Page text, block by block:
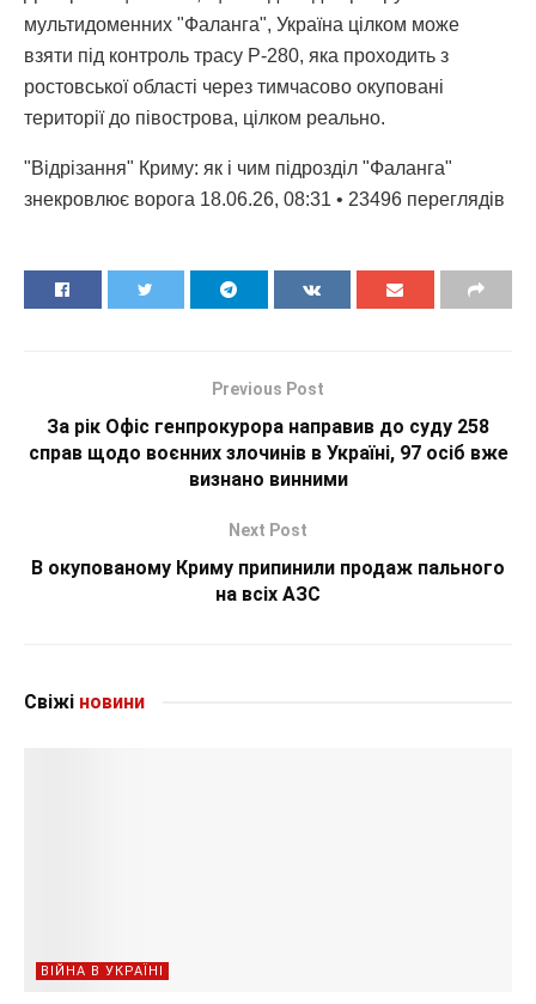
мультидоменних "Фаланга", Україна цілком може
взяти під контроль трасу Р-280, яка проходить з
ростовської області через тимчасово окуповані
території до півострова, цілком реально.
"Відрізання" Криму: як і чим підрозділ "Фаланга"
знекровлює ворога 18.06.26, 08:31 • 23496 переглядiв
Previous Post
За рік Офіс генпрокурора направив до суду 258
справ щодо воєнних злочинів в Україні, 97 осіб вже
визнано винними
Next Post
В окупованому Криму припинили продаж пального
на всіх АЗС
Свіжі новини
ВІЙНА В УКРАЇНІ